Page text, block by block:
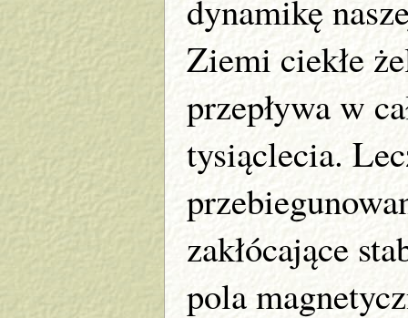
dynamikę
Ziemi ciekłe
przepływa w
tysiąclecia.
zakłócające
pola